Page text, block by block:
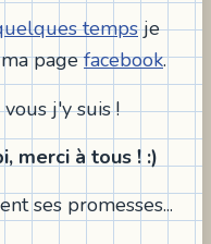
tempsje
pagefacebook.
j'y suis !
merci à tous ! :)
ses promesses...